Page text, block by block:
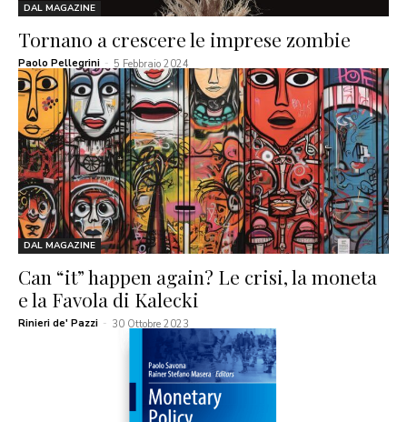
DAL MAGAZINE
Tornano a crescere le imprese zombie
Paolo Pellegrini - 5 Febbraio 2024
DAL MAGAZINE
Can “it” happen again? Le crisi, la moneta
e la Favola di Kalecki
Rinieri de' Pazzi - 30 Ottobre 2023